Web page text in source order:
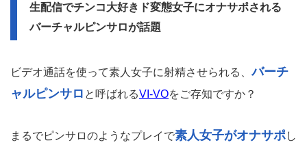
生配信でチンコ大好きド変態女子にオナサポされる
バーチャルピンサロが話題
ビデオ通話を使って素人女子に射精させられる、バーチ
ャルピンサロ と呼ばれるVI-VOをご存知ですか？
まるでピンサロのようなプレイで素人女子がオナサポし